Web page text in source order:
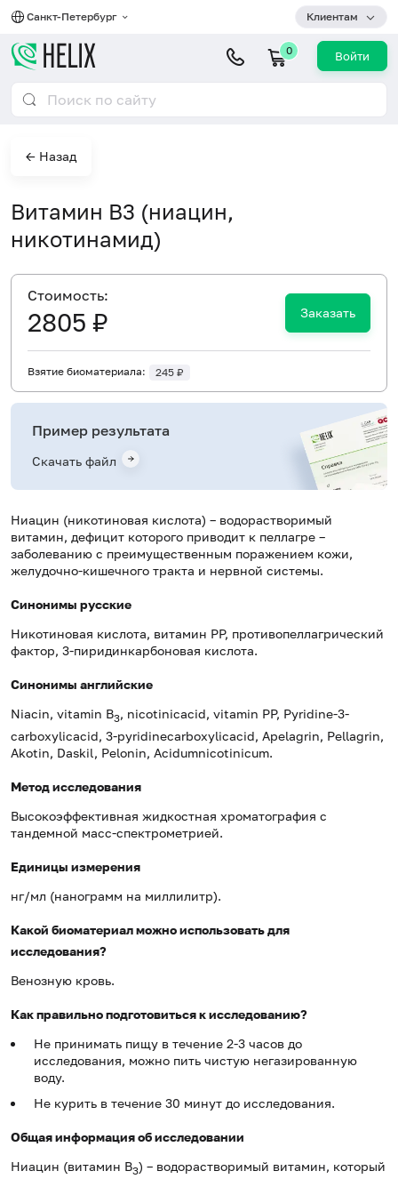
Санкт-Петербург Клиентам
0 Войти
← Назад
Витамин B3 (ниацин,
никотинамид)
Ниацин (никотиновая кислота) – водорастворимый
витамин, дефицит которого приводит к пеллагре –
заболеванию с преимущественным поражением кожи,
желудочно-кишечного тракта и нервной системы.
Синонимы русские
Никотиновая кислота, витамин РР, противопеллагрический
фактор, 3-пиридинкарбоновая кислота.
Синонимы английские
Niacin, vitamin B3, nicotinicacid, vitamin PP, Pyridine-3-
carboxylicacid, 3-pyridinecarboxylicacid, Apelagrin, Pellagrin,
Akotin, Daskil, Pelonin, Acidumnicotinicum.
Метод исследования
Высокоэффективная жидкостная хроматография с
тандемной масс-спектрометрией.
Единицы измерения
нг/мл (нанограмм на миллилитр).
Какой биоматериал можно использовать для
исследования?
Венозную кровь.
Как правильно подготовиться к исследованию?
Не принимать пищу в течение 2-3 часов до
исследования, можно пить чистую негазированную
воду.
Не курить в течение 30 минут до исследования.
Общая информация об исследовании
Ниацин (витамин В3) – водорастворимый витамин, который
Cтоимость:
2805 ₽ Заказать
Взятие биоматериала: 245 ₽
Пример результата
Скачать файл